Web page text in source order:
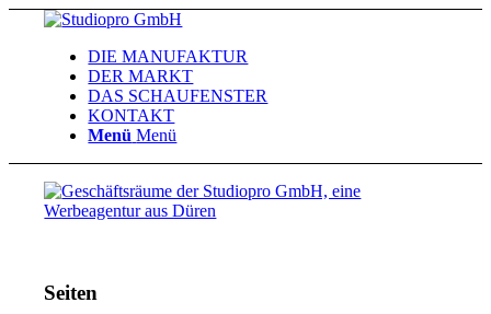
DIE MANUFAKTUR
DER MARKT
DAS SCHAUFENSTER
KONTAKT
Menü Menü
Seiten